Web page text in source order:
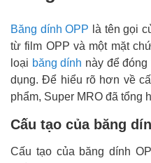
Băng dính OPP là tên gọi
từ film OPP và một mặt
loại băng dính này để
dụng. Để hiểu rõ hơn về
phẩm, Super MRO đã tổng
Cấu tạo của băng
Cấu tạo của băng dính